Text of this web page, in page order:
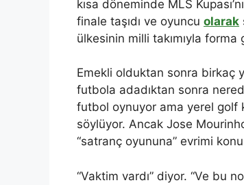
kısa döneminde MLS
finale taşıdı ve oyuncu olarak
ülkesinin milli takımıyla forma
Emekli olduktan sonra birkaç
futbola adadıktan sonra
futbol oynuyor ama yerel golf
söylüyor. Ancak Jose
“satranç oyununa” evrimi
“Vaktim vardı” diyor. “Ve bu